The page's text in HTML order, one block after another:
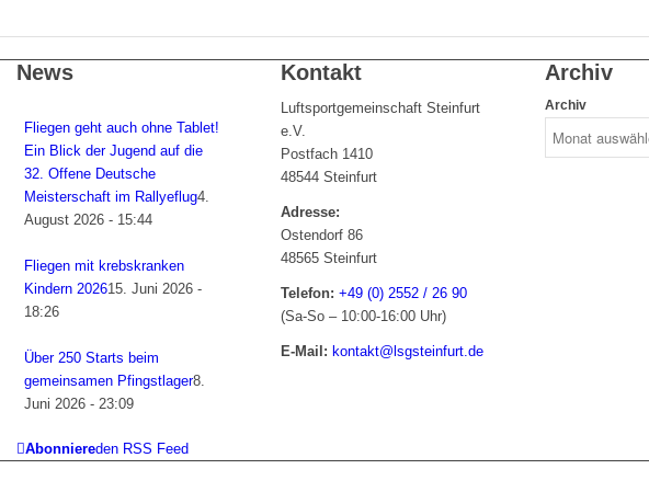
News
Fliegen geht auch ohne Tablet!
Ein Blick der Jugend auf die
32. Offene Deutsche
Meisterschaft im Rallyeflug4.
August 2026 - 15:44
Fliegen mit krebskranken
Kindern 202615. Juni 2026 -
18:26
Über 250 Starts beim
gemeinsamen Pfingstlager8.
Juni 2026 - 23:09
Abonniereden RSS Feed
Kontakt
Luftsportgemeinschaft Steinfurt
e.V.
Postfach 1410
48544 Steinfurt
Adresse:
Ostendorf 86
48565 Steinfurt
Telefon: +49 (0) 2552 / 26 90
(Sa-So – 10:00-16:00 Uhr)
E-Mail: kontakt@lsgsteinfurt.de
Archiv
Archiv